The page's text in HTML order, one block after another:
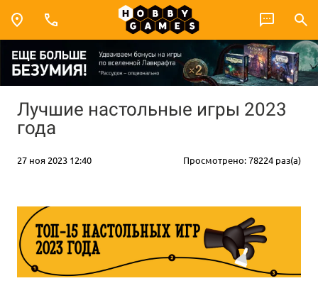
Лучшие настольные игры 2023
года
27 ноя 2023 12:40 Просмотрено: 78224 раз(а)